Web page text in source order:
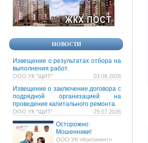
НОВОСТИ
Извещение о результатах отбора на
выполнения работ.
ООО УК "ЩИТ" 03.08.2026
Извещение о заключение договора с
подрядной организацией на
проведение капитального ремонта.
ООО УК "ЩИТ" 29.07.2026
Осторожно:
Мошенники!
ООО УК «Континент»